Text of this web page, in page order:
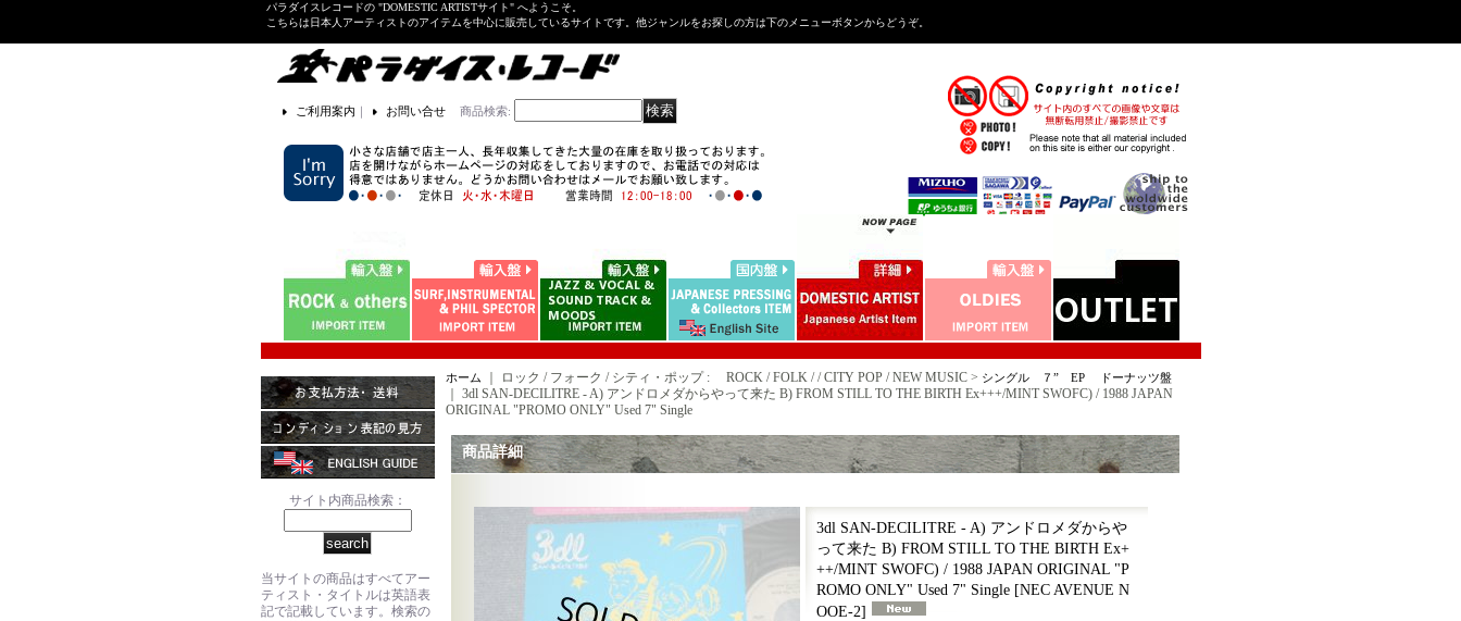
パラダイスレコードの "DOMESTIC ARTISTサイト" へようこそ。
こちらは日本人アーティストのアイテムを中心に販売しているサイトです。他ジャンルをお探しの方は下のメニューボタンからどうぞ。
ご利用案内 ｜ お問い合せ 商品検索:
サイト内商品検索：
当サイトの商品はすべてアー
ティスト・タイトルは英語表
記で記載しています。検索の
ホーム ｜ ロック / フォーク / シティ・ポップ : ROCK / FOLK / / CITY POP / NEW MUSIC > シングル ７” EP ドーナッツ盤
3dl SAN-DECILITRE - A) アンドロメダからやって来た B) FROM STILL TO THE BIRTH Ex+++/MINT SWOFC) / 1988 JAPAN
ORIGINAL "PROMO ONLY" Used 7" Single
商品詳細
3dl SAN-DECILITRE - A) アンドロメダからや
って来た B) FROM STILL TO THE BIRTH Ex+
++/MINT SWOFC) / 1988 JAPAN ORIGINAL "P
ROMO ONLY" Used 7" Single [NEC AVENUE N
OOE-2]